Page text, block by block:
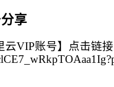
享
云VIP账号】点击链